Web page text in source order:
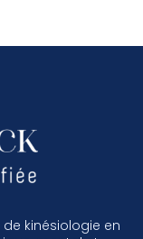
kinésiologie en